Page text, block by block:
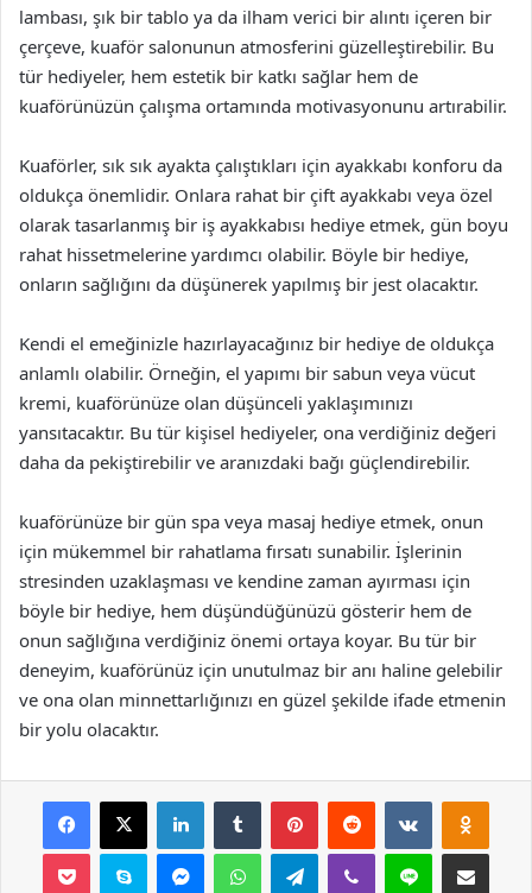
lambası, şık bir tablo ya da ilham verici bir alıntı içeren bir
çerçeve, kuaför salonunun atmosferini güzelleştirebilir. Bu
tür hediyeler, hem estetik bir katkı sağlar hem de
kuaförünüzün çalışma ortamında motivasyonunu artırabilir.
Kuaförler, sık sık ayakta çalıştıkları için ayakkabı konforu da
oldukça önemlidir. Onlara rahat bir çift ayakkabı veya özel
olarak tasarlanmış bir iş ayakkabısı hediye etmek, gün boyu
rahat hissetmelerine yardımcı olabilir. Böyle bir hediye,
onların sağlığını da düşünerek yapılmış bir jest olacaktır.
Kendi el emeğinizle hazırlayacağınız bir hediye de oldukça
anlamlı olabilir. Örneğin, el yapımı bir sabun veya vücut
kremi, kuaförünüze olan düşünceli yaklaşımınızı
yansıtacaktır. Bu tür kişisel hediyeler, ona verdiğiniz değeri
daha da pekiştirebilir ve aranızdaki bağı güçlendirebilir.
kuaförünüze bir gün spa veya masaj hediye etmek, onun
için mükemmel bir rahatlama fırsatı sunabilir. İşlerinin
stresinden uzaklaşması ve kendine zaman ayırması için
böyle bir hediye, hem düşündüğünüzü gösterir hem de
onun sağlığına verdiğiniz önemi ortaya koyar. Bu tür bir
deneyim, kuaförünüz için unutulmaz bir anı haline gelebilir
ve ona olan minnettarlığınızı en güzel şekilde ifade etmenin
bir yolu olacaktır.
Facebook
X LinkedInTumblr PinterestReddit VKontakte
Pocket Skype MessengerWhatsAppTelegramViber Line E-Posta ile